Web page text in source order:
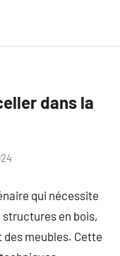
dans la
qui nécessite
en bois,
meubles. Cette